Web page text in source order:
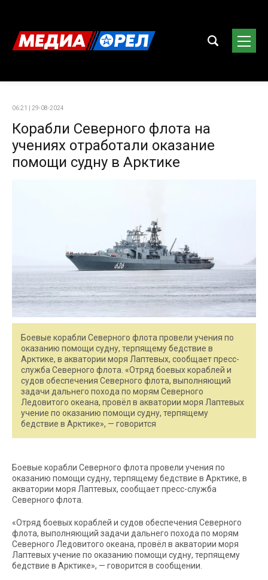
06:21 | 29-08-2024
Корабли Северного флота на
учениях отработали оказание
помощи судну в Арктике
Боевые корабли Северного флота провели учения по
оказанию помощи судну, терпящему бедствие в
Арктике, в акватории моря Лаптевых, сообщает пресс-
служба Северного флота. «Отряд боевых кораблей и
судов обеспечения Северного флота, выполняющий
задачи дальнего похода по морям Северного
Ледовитого океана, провёл в акватории моря Лаптевых
учение по оказанию помощи судну, терпящему
бедствие в Арктике», — говорится
Боевые корабли Северного флота провели учения по
оказанию помощи судну, терпящему бедствие в Арктике, в
акватории моря Лаптевых, сообщает пресс-служба
Северного флота.
«Отряд боевых кораблей и судов обеспечения Северного
флота, выполняющий задачи дальнего похода по морям
Северного Ледовитого океана, провёл в акватории моря
Лаптевых учение по оказанию помощи судну, терпящему
бедствие в Арктике», — говорится в сообщении.